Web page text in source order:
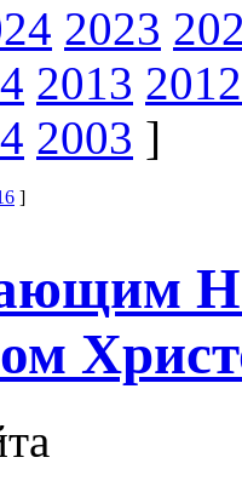
2023
2013 2012
2003 ]
]